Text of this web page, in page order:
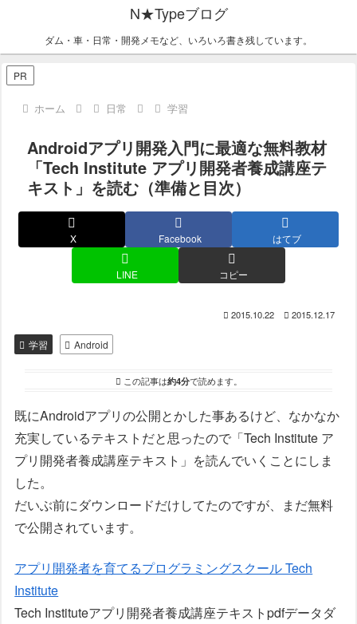
N★Typeブログ
ダム・車・日常・開発メモなど、いろいろ書き残しています。
PR
ホーム 日常 学習
Androidアプリ開発入門に最適な無料教材
「Tech Institute アプリ開発者養成講座テ
キスト」を読む（準備と目次）
X Facebook はてブ
LINE コピー
2015.10.22 2015.12.17
学習 Android
この記事は約4分で読めます。
既にAndroidアプリの公開とかした事あるけど、なかなか
充実しているテキストだと思ったので「Tech Institute ア
プリ開発者養成講座テキスト」を読んでいくことにしま
した。
だいぶ前にダウンロードだけしてたのですが、まだ無料
で公開されています。
アプリ開発者を育てるプログラミングスクール Tech
Institute
Tech Instituteアプリ開発者養成講座テキストpdfデータダ